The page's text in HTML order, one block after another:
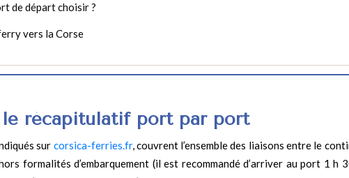
de départ choisir ?
vers la Corse
le récapitulatif port par port
sur corsica-ferries.fr, couvrent l’ensemble des liaisons entre le
formalités d’embarquement (il est recommandé d’arriver au port 1 h